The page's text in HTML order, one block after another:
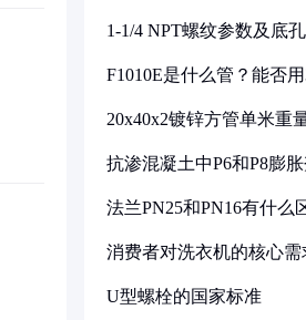
1-1/4 NPT螺纹参数及底
F1010E是什么管？能否
20x40x2镀锌方管单米重
抗渗混凝土中P6和P8膨
法兰PN25和PN16有什么
消费者对洗衣机的核心
U型螺栓的国家标准